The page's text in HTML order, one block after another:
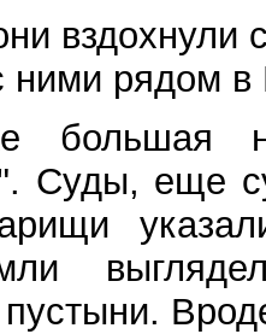
вздохнули
ними рядом
большая
Суды, еще